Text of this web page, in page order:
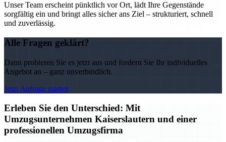
Unser Team erscheint pünktlich vor Ort, lädt Ihre Gegenstände
sorgfältig ein und bringt alles sicher ans Ziel – strukturiert, schnell
und zuverlässig.
Alle Fragen geklärt?
Dann probieren Sie es jetzt aus und fordern Sie Ihr individuelles
Angebot an – ganz unverbindlich.
Jetzt Anfrage starten
Erleben Sie den Unterschied: Mit
Umzugsunternehmen Kaiserslautern und einer
professionellen Umzugsfirma